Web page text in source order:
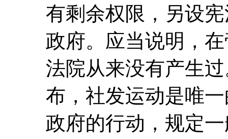
有剩余权限，另设
政府。应当说明，
法院从来没有产生
布，社发运动是唯
政府的行动，规定